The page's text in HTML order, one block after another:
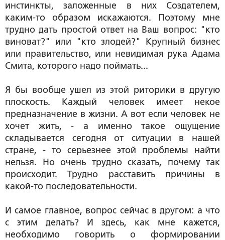
инстинкты, заложенные в них Создателем,
каким-то образом искажаются. Поэтому мне
трудно дать простой ответ на Ваш вопрос: "кто
виноват?" или "кто злодей?" Крупный бизнес
или правительство, или невидимая рука Адама
Смита, которого надо поймать...
Я бы вообще ушел из этой риторики в другую
плоскость. Каждый человек имеет некое
предназначение в жизни. А вот если человек не
хочет жить, - а именно такое ощущение
складывается сегодня от ситуации в нашей
стране, - то серьезнее этой проблемы найти
нельзя. Но очень трудно сказать, почему так
происходит. Трудно расставить причины в
какой-то последовательности.
И самое главное, вопрос сейчас в другом: а что
с этим делать? И здесь, как мне кажется,
необходимо говорить о формировании